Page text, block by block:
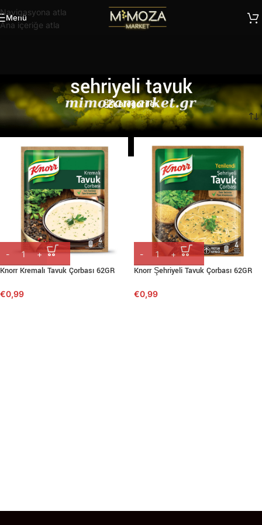
Navigasyona atla
Ana içeriğe atla
Menü
sehriyeli tavuk
Kategoriler
Ana Sayfa/ Ürünler “sehriyeli tavuk” olarak etiketlendi
Knorr Kremalı Tavuk Çorbası 62GR
€0,99
Knorr Şehriyeli Tavuk Çorbası 62GR
€0,99